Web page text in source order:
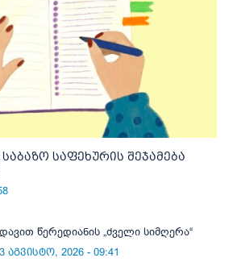
საფეხურის შეჯამება
დავით წერედიანის „ძველი სიმღერა“
3 აგვისტო, 2026 - 09:41